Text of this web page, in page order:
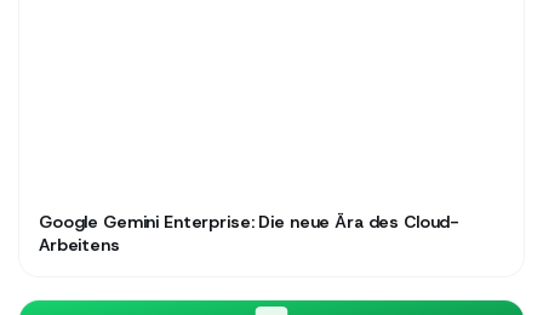
Google Gemini Enterprise: Die neue Ära des Cloud-
Arbeitens